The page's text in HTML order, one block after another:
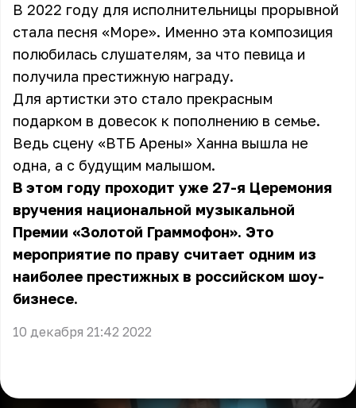
В 2022 году для исполнительницы прорывной
стала песня «Море». Именно эта композиция
полюбилась слушателям, за что певица и
получила престижную награду.
Для артистки это стало прекрасным
подарком в довесок к пополнению в семье.
Ведь сцену «ВТБ Арены» Ханна вышла не
одна, а с будущим малышом.
В этом году проходит уже 27-я Церемония
вручения национальной музыкальной
Премии «Золотой Граммофон». Это
мероприятие по праву считает одним из
наиболее престижных в российском шоу-
бизнесе.
10 декабря 21:42 2022